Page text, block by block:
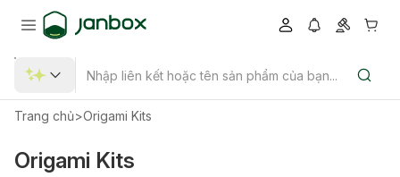
Trang chủ>Origami Kits
Origami Kits